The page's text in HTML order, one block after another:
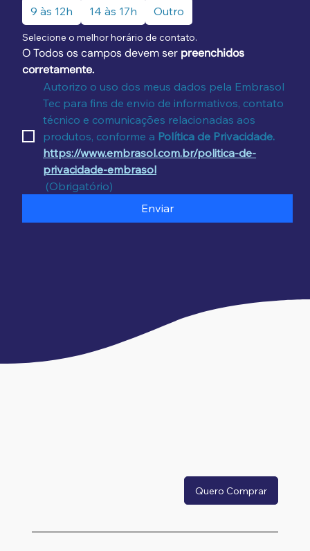
Quero Comprar
9 às 12h 14 às 17h Outro
Selecione o melhor horário de contato.
O Todos os campos devem ser preenchidos
corretamente.
Autorizo o uso dos meus dados pela Embrasol
Tec para fins de envio de informativos, contato
técnico e comunicações relacionadas aos
produtos, conforme a Política de Privacidade.
https://www.embrasol.com.br/politica-de-
privacidade-embrasol
(Obrigatório)
Enviar